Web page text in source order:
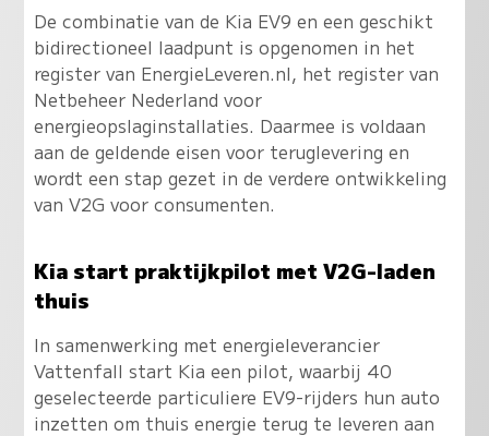
De combinatie van de Kia EV9 en een geschikt
bidirectioneel laadpunt is opgenomen in het
register van EnergieLeveren.nl, het register van
Netbeheer Nederland voor
energieopslaginstallaties. Daarmee is voldaan
aan de geldende eisen voor teruglevering en
wordt een stap gezet in de verdere ontwikkeling
van V2G voor consumenten.
Kia start praktijkpilot met V2G-laden
thuis
In samenwerking met energieleverancier
Vattenfall start Kia een pilot, waarbij 40
geselecteerde particuliere EV9-rijders hun auto
inzetten om thuis energie terug te leveren aan